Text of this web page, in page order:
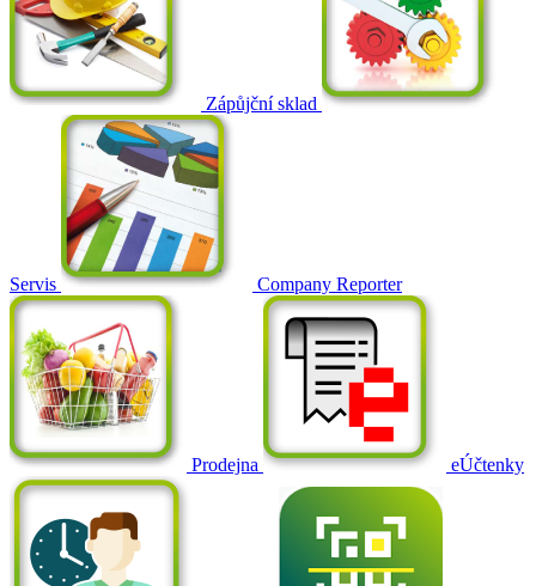
Zápůjční sklad
Servis Company Reporter
Prodejna eÚčtenky